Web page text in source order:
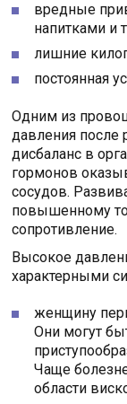
вредные
напитками и
лишние
постоянная
Одним из
давления после
дисбаланс в
гормонов
сосудов.
повышенному
сопротивление.
Высокое
характерными
женщину
Они могут
Чаще
области